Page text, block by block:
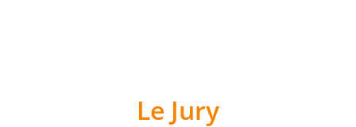
Le Jury